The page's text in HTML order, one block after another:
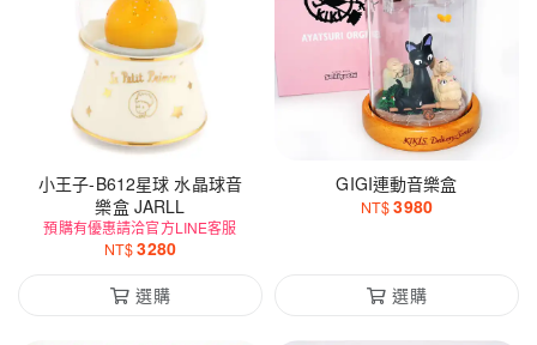
小王子-B612星球 水晶球音
樂盒 JARLL
預購有優惠請洽官方LINE客服
NT$3280
選購
GIGI連動音樂盒
NT$3980
選購